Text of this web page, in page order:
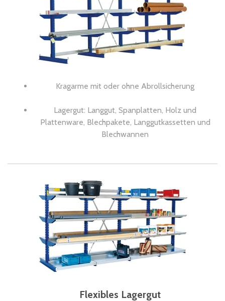
Kragarme mit oder ohne Abrollsicherung
Lagergut: Langgut, Spanplatten, Holz und
Plattenware, Blechpakete, Langgutkassetten und
Blechwannen
Flexibles Lagergut